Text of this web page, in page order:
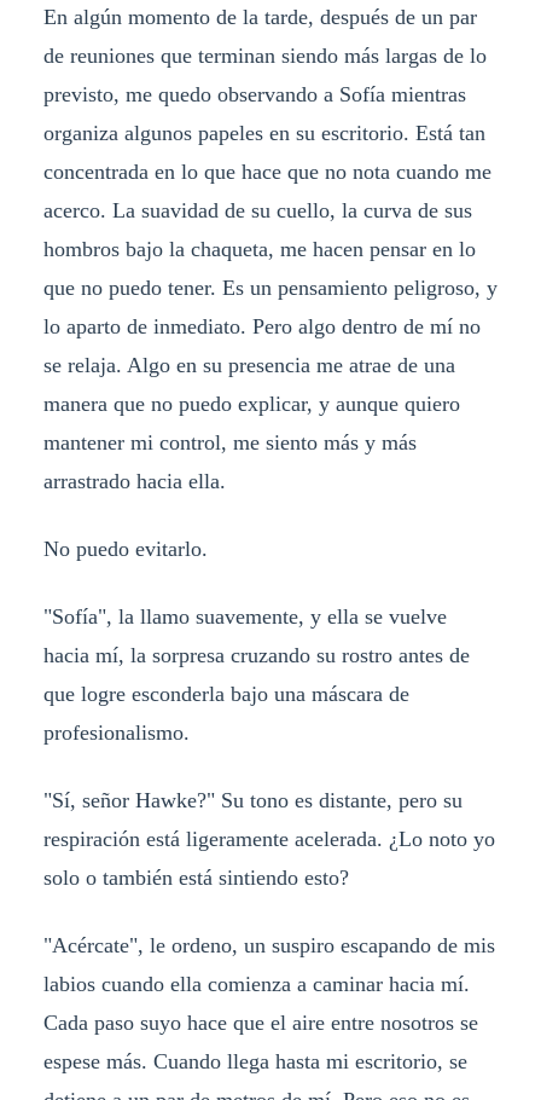
En algún momento de la tarde, después de un par
de reuniones que terminan siendo más largas de lo
previsto, me quedo observando a Sofía mientras
organiza algunos papeles en su escritorio. Está tan
concentrada en lo que hace que no nota cuando me
acerco. La suavidad de su cuello, la curva de sus
hombros bajo la chaqueta, me hacen pensar en lo
que no puedo tener. Es un pensamiento peligroso, y
lo aparto de inmediato. Pero algo dentro de mí no
se relaja. Algo en su presencia me atrae de una
manera que no puedo explicar, y aunque quiero
mantener mi control, me siento más y más
arrastrado hacia ella.
No puedo evitarlo.
"Sofía", la llamo suavemente, y ella se vuelve
hacia mí, la sorpresa cruzando su rostro antes de
que logre esconderla bajo una máscara de
profesionalismo.
"Sí, señor Hawke?" Su tono es distante, pero su
respiración está ligeramente acelerada. ¿Lo noto yo
solo o también está sintiendo esto?
"Acércate", le ordeno, un suspiro escapando de mis
labios cuando ella comienza a caminar hacia mí.
Cada paso suyo hace que el aire entre nosotros se
espese más. Cuando llega hasta mi escritorio, se